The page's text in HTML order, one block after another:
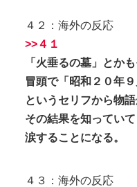
４２：海外の反応
>>４１
「火垂るの墓」とか
冒頭で「昭和２０年
というセリフから物語
その結果を知ってい
涙することになる。
４３：海外の反応